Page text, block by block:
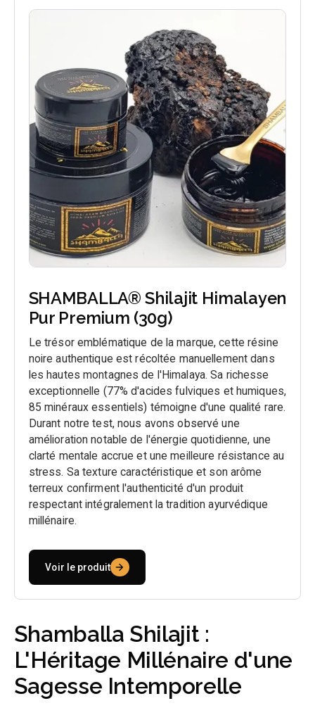
SHAMBALLA® Shilajit Himalayen
Pur Premium (30g)
Le trésor emblématique de la marque, cette résine
noire authentique est récoltée manuellement dans
les hautes montagnes de l'Himalaya. Sa richesse
exceptionnelle (77% d'acides fulviques et humiques,
85 minéraux essentiels) témoigne d'une qualité rare.
Durant notre test, nous avons observé une
amélioration notable de l'énergie quotidienne, une
clarté mentale accrue et une meilleure résistance au
stress. Sa texture caractéristique et son arôme
terreux confirment l'authenticité d'un produit
respectant intégralement la tradition ayurvédique
millénaire.
Voir le produit
Shamballa Shilajit :
L'Héritage Millénaire d'une
Sagesse Intemporelle